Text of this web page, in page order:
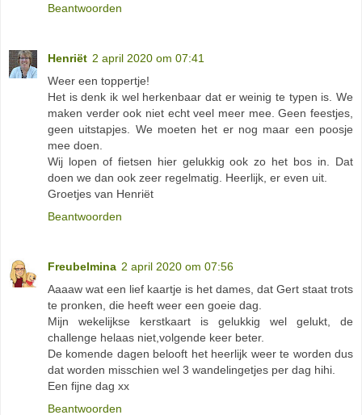
Beantwoorden
Henriët 2 april 2020 om 07:41
Weer een toppertje!
Het is denk ik wel herkenbaar dat er weinig te typen is. We
maken verder ook niet echt veel meer mee. Geen feestjes,
geen uitstapjes. We moeten het er nog maar een poosje
mee doen.
Wij lopen of fietsen hier gelukkig ook zo het bos in. Dat
doen we dan ook zeer regelmatig. Heerlijk, er even uit.
Groetjes van Henriët
Beantwoorden
Freubelmina 2 april 2020 om 07:56
Aaaaw wat een lief kaartje is het dames, dat Gert staat trots
te pronken, die heeft weer een goeie dag.
Mijn wekelijkse kerstkaart is gelukkig wel gelukt, de
challenge helaas niet,volgende keer beter.
De komende dagen belooft het heerlijk weer te worden dus
dat worden misschien wel 3 wandelingetjes per dag hihi.
Een fijne dag xx
Beantwoorden